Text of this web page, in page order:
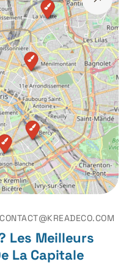
CONTACT@KREADECO.COM
Les Meilleurs
La Capitale